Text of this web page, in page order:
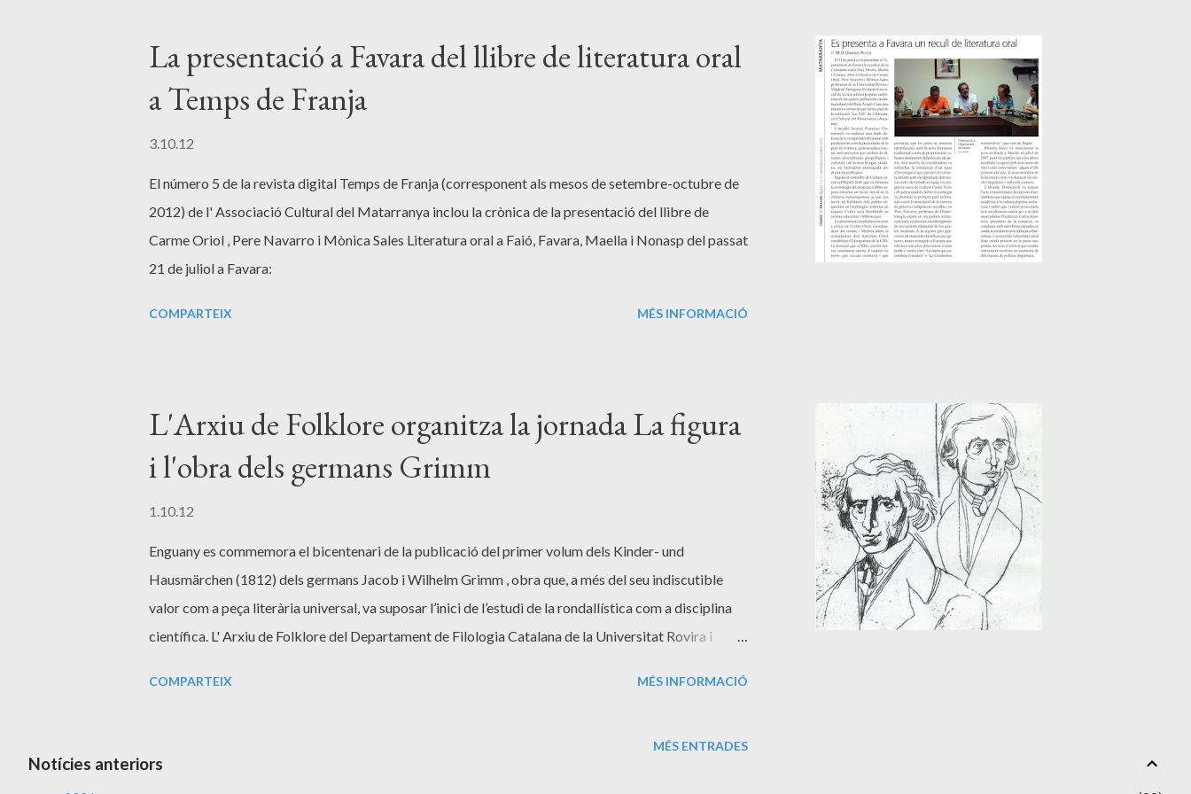
La presentació a Favara del llibre de literatura oral
a Temps de Franja
3.10.12
El número 5 de la revista digital Temps de Franja (corresponent als mesos de setembre-octubre de
2012) de l' Associació Cultural del Matarranya inclou la crònica de la presentació del llibre de
Carme Oriol , Pere Navarro i Mònica Sales Literatura oral a Faió, Favara, Maella i Nonasp del passat
21 de juliol a Favara:
COMPARTEIX MÉS INFORMACIÓ
L'Arxiu de Folklore organitza la jornada La figura
i l'obra dels germans Grimm
1.10.12
Enguany es commemora el bicentenari de la publicació del primer volum dels Kinder- und
Hausmärchen (1812) dels germans Jacob i Wilhelm Grimm , obra que, a més del seu indiscutible
valor com a peça literària universal, va suposar l’inici de l’estudi de la rondallística com a disciplina
científica. L' Arxiu de Folklore del Departament de Filologia Catalana de la Universitat Rovira i
concrets i àmbits diversos (tots ells complementaris) de l'obra dels germans Grimm, des d’un
COMPARTEIX MÉS INFORMACIÓ
MÉS ENTRADES
Notícies anteriors